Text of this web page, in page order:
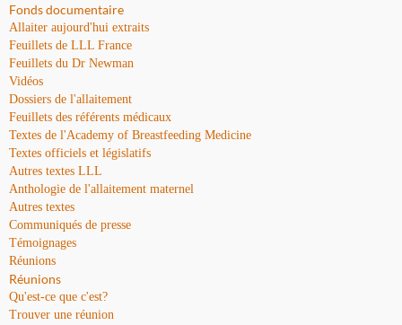
Fonds documentaire
Allaiter aujourd'hui extraits
Feuillets de LLL France
Feuillets du Dr Newman
Vidéos
Dossiers de l'allaitement
Feuillets des référents médicaux
Textes de l'Academy of Breastfeeding Medicine
Textes officiels et législatifs
Autres textes LLL
Anthologie de l'allaitement maternel
Autres textes
Communiqués de presse
Témoignages
Réunions
Réunions
Qu'est-ce que c'est?
Trouver une réunion